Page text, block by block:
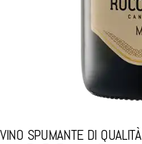
VINO SPUMANTE DI